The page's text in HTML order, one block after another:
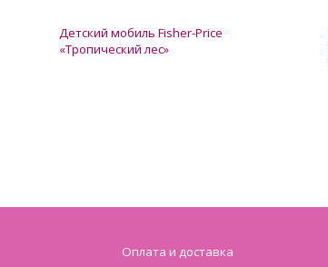
Детский мобиль Fisher-Price
«Тропический лес»
Оплата и доставка